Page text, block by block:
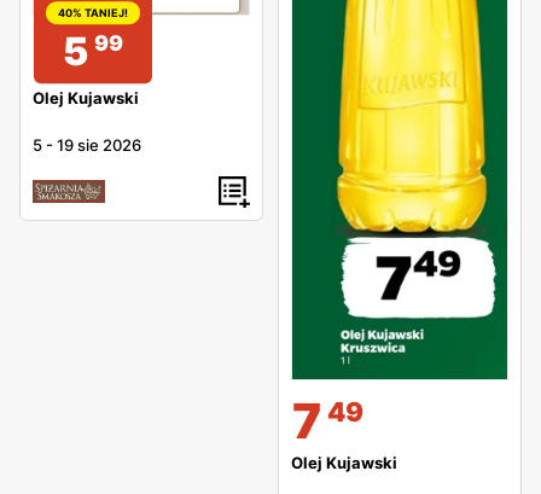
40% TANIEJ!
5 99
Olej Kujawski
5 -19 sie 2026
7 49
Olej Kujawski